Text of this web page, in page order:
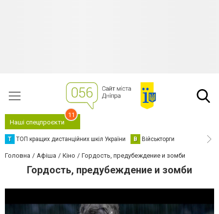
Наші спецпроєкти
11
Т ТОП кращих дистанційних шкіл України В Військторги
Головна Афіша Кіно Гордость, предубеждение и зомби
Гордость, предубеждение и зомби